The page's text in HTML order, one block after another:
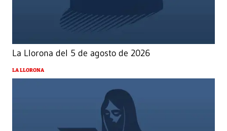
La Llorona del 5 de agosto de 2026
LA LLORONA